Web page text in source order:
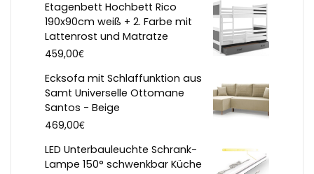
Etagenbett Hochbett Rico
190x90cm weiß + 2. Farbe mit
Lattenrost und Matratze
459,00€
Ecksofa mit Schlaffunktion aus
Samt Universelle Ottomane
Santos - Beige
469,00€
LED Unterbauleuchte Schrank-
Lampe 150° schwenkbar Küche